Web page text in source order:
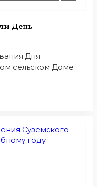
День
Дня
сельском Доме